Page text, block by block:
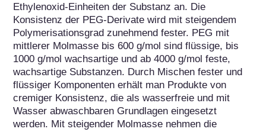
Ethylenoxid-Einheiten der Substanz an. Die
Konsistenz der PEG-Derivate wird mit steigendem
Polymerisationsgrad zunehmend fester. PEG mit
mittlerer Molmasse bis 600 g/mol sind flüssige, bis
1000 g/mol wachsartige und ab 4000 g/mol feste,
wachsartige Substanzen. Durch Mischen fester und
flüssiger Komponenten erhält man Produkte von
cremiger Konsistenz, die als wasserfreie und mit
Wasser abwaschbaren Grundlagen eingesetzt
werden. Mit steigender Molmasse nehmen die